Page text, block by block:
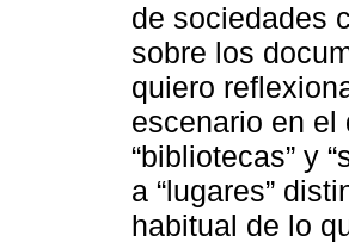
de sociedades
sobre los
quiero
escenario en el
“bibliotecas” y
a “lugares”
habitual de lo